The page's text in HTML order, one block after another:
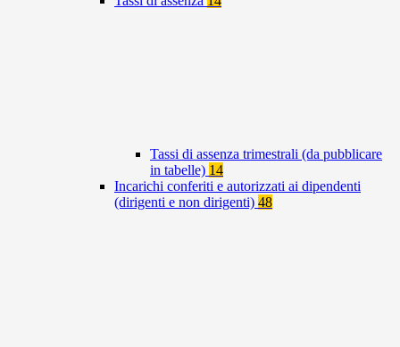
Tassi di assenza trimestrali (da pubblicare
in tabelle) 14
Incarichi conferiti e autorizzati ai dipendenti
(dirigenti e non dirigenti) 48